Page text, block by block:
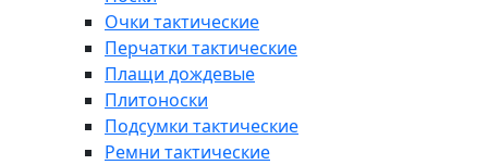
Очки тактические
Перчатки тактические
Плащи дождевые
Плитоноски
Подсумки тактические
Ремни тактические